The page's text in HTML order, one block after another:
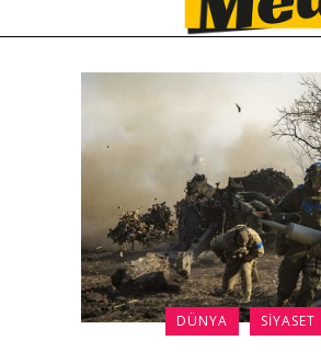
DÜNYA SIYASET